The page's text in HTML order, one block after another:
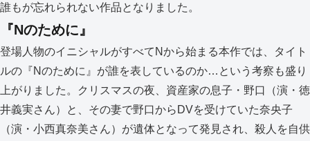
誰もが忘れられない作品となりました。
『Nのために』
登場人物のイニシャルがすべてNから始まる本作では、タイト
ルの『Nのために』が誰を表しているのか…という考察も盛り
上がりました。クリスマスの夜、資産家の息子・野口（演・徳
井義実さん）と、その妻で野口からDVを受けていた奈央子
（演・小西真奈美さん）が遺体となって発見され、殺人を自供